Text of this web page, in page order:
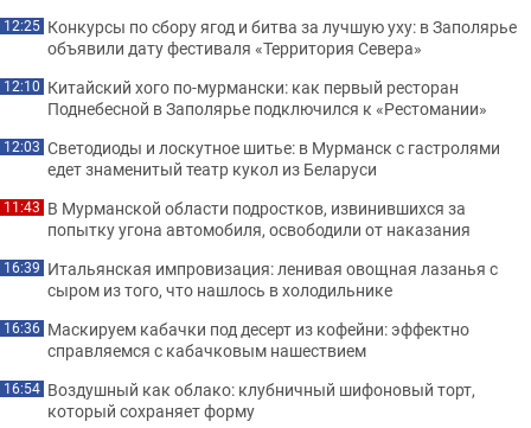
12:25 Конкурсы по сбору ягод и битва за лучшую уху: в Заполярье
объявили дату фестиваля «Территория Севера»
12:10 Китайский хого по-мурмански: как первый ресторан
Поднебесной в Заполярье подключился к «Рестомании»
12:03 Светодиоды и лоскутное шитье: в Мурманск с гастролями
едет знаменитый театр кукол из Беларуси
11:43 В Мурманской области подростков, извинившихся за
попытку угона автомобиля, освободили от наказания
16:39 Итальянская импровизация: ленивая овощная лазанья с
сыром из того, что нашлось в холодильнике
16:36 Маскируем кабачки под десерт из кофейни: эффектно
справляемся с кабачковым нашествием
16:54 Воздушный как облако: клубничный шифоновый торт,
который сохраняет форму